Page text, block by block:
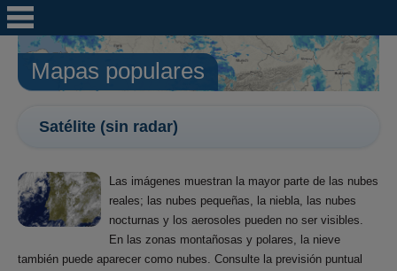
Mapas populares
Satélite (sin radar)
Las imágenes muestran la mayor parte de las nubes
reales; las nubes pequeñas, la niebla, las nubes
nocturnas y los aerosoles pueden no ser visibles.
En las zonas montañosas y polares, la nieve
también puede aparecer como nubes. Consulte la previsión puntual